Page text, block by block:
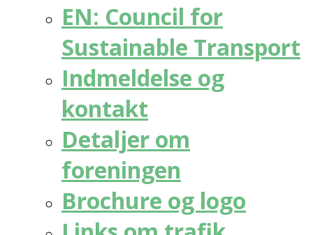
EN: Council for
Sustainable Transport
Indmeldelse og
kontakt
Detaljer om
foreningen
Brochure og logo